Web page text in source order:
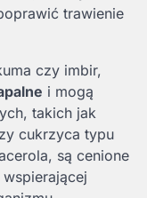
trawienie
czy imbir,
i mogą
takich jak
cukrzyca typu
są cenione
wspierającej